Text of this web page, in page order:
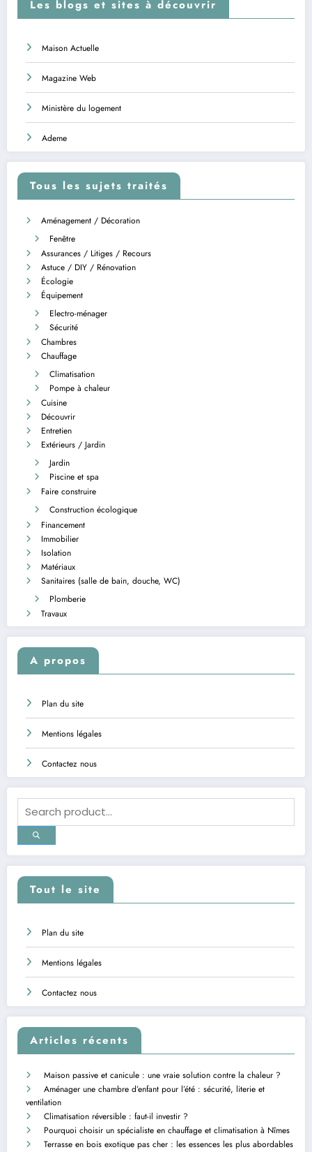
Les blogs et sites à découvrir
Maison Actuelle
Magazine Web
Ministère du logement
Ademe
Tous les sujets traités
Aménagement / Décoration
Fenêtre
Assurances / Litiges / Recours
Astuce / DIY / Rénovation
Écologie
Équipement
Electro-ménager
Sécurité
Chambres
Chauffage
Climatisation
Pompe à chaleur
Cuisine
Découvrir
Entretien
Extérieurs / Jardin
Jardin
Piscine et spa
Faire construire
Construction écologique
Financement
Immobilier
Isolation
Matériaux
Sanitaires (salle de bain, douche, WC)
Plomberie
Travaux
A propos
Plan du site
Mentions légales
Contactez nous
Tout le site
Plan du site
Mentions légales
Contactez nous
Articles récents
Maison passive et canicule : une vraie solution contre la chaleur ?
Aménager une chambre d’enfant pour l’été : sécurité, literie et
ventilation
Climatisation réversible : faut-il investir ?
Pourquoi choisir un spécialiste en chauffage et climatisation à Nîmes
Terrasse en bois exotique pas cher : les essences les plus abordables